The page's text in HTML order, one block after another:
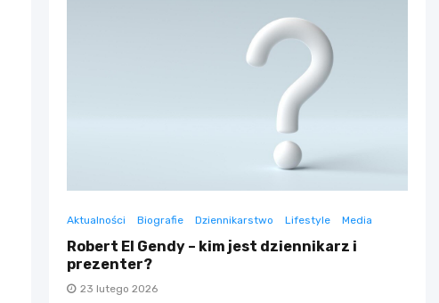
Aktualności Biografie Dziennikarstwo Lifestyle Media
Robert El Gendy – kim jest dziennikarz i
prezenter?
23 lutego 2026